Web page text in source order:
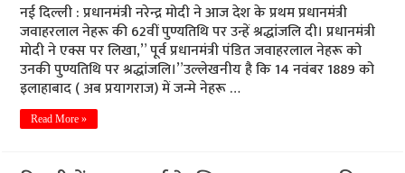
नई दिल्ली : प्रधानमंत्री नरेन्द्र मोदी ने आज देश के प्रथम प्रधानमंत्री
जवाहरलाल नेहरू की 62वीं पुण्यतिथि पर उन्हें श्रद्धांजलि दी। प्रधानमंत्री
मोदी ने एक्स पर लिखा,” पूर्व प्रधानमंत्री पंडित जवाहरलाल नेहरू को
उनकी पुण्यतिथि पर श्रद्धांजलि।”उल्लेखनीय है कि 14 नवंबर 1889 को
इलाहाबाद ( अब प्रयागराज) में जन्मे नेहरू …
Read More »